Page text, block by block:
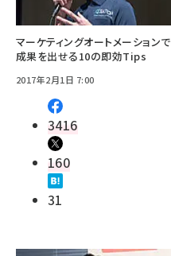
マーケティングオートメーションで
成果を出せる10の即効Tips
2017年2月1日 7:00
3416
160
31